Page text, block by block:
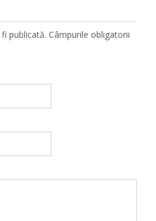
publicată. Câmpurile obligatorii